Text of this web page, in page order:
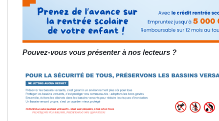
Pouvez-vous vous présenter à nos lecteurs ?